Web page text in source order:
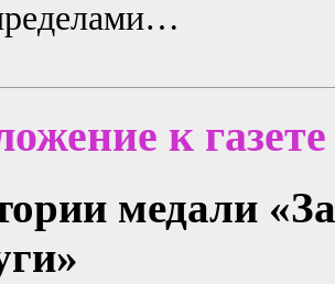
к
медали